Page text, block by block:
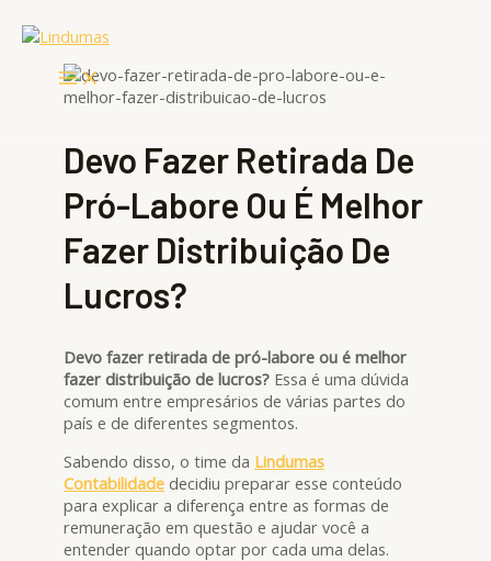
para
conteúdo
Menu
Devo Fazer Retirada De
Pró-Labore Ou É Melhor
Fazer Distribuição De
Lucros?
Devo fazer retirada de pró-labore ou é melhor
fazer distribuição de lucros? Essa é uma dúvida
comum entre empresários de várias partes do
país e de diferentes segmentos.
Sabendo disso, o time da Lindumas
Contabilidade decidiu preparar esse conteúdo
para explicar a diferença entre as formas de
remuneração em questão e ajudar você a
entender quando optar por cada uma delas.